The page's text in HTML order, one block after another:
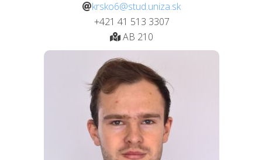
krsko6@stud.uniza.sk
+421 41 513 3307
AB 210